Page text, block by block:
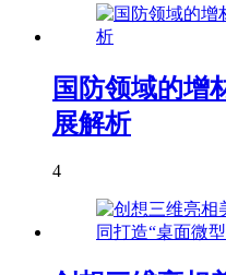
国防领域的增
展解析
4